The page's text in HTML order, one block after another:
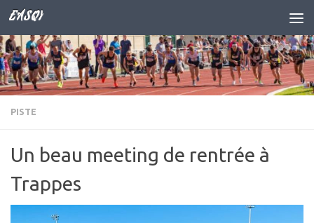
Skip to content
EASQY
PISTE
Un beau meeting de rentrée à
Trappes